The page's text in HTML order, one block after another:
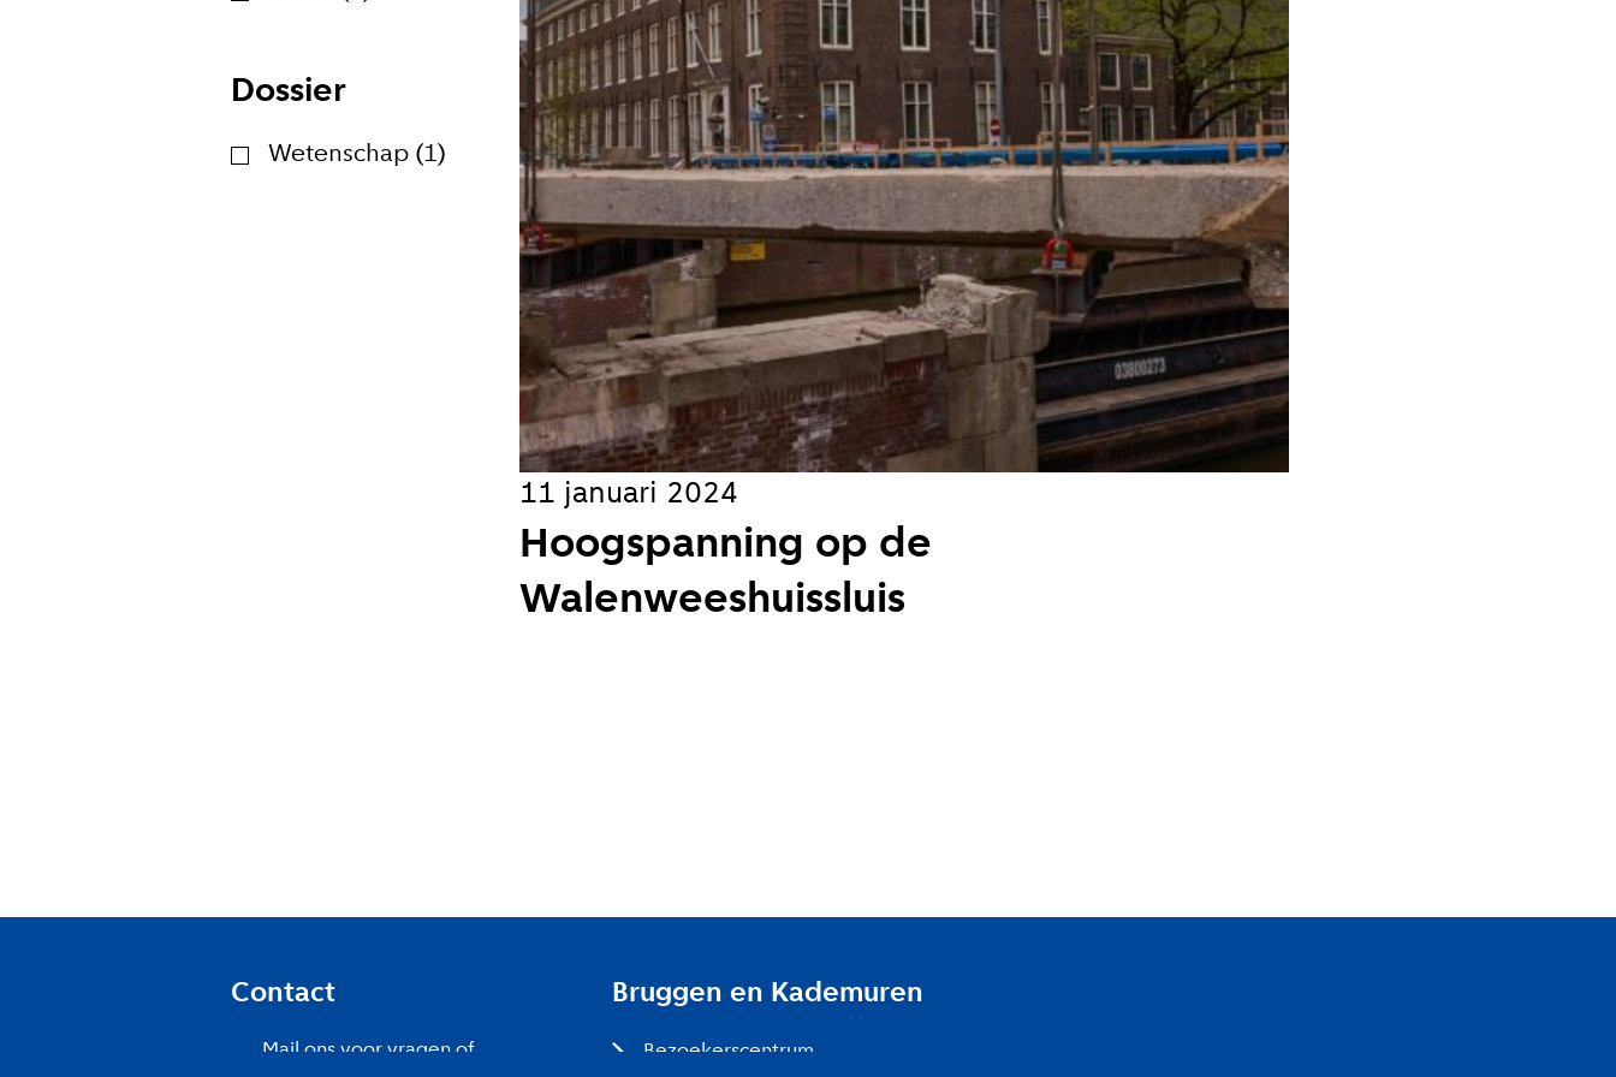
Hoe vaak wil je van ons horen:
Bij elk nieuw artikel
Wekelijks
Maandelijks
Ik ga akkoord met deprivacy voorwaarden
Aanmelden
Dossier
Wetenschap (1)
Hoogspanning op de
Walenweeshuissluis
11 januari 2024
Contact
Mail ons voor vragen of
Bruggen en Kademuren
Bezoekerscentrum